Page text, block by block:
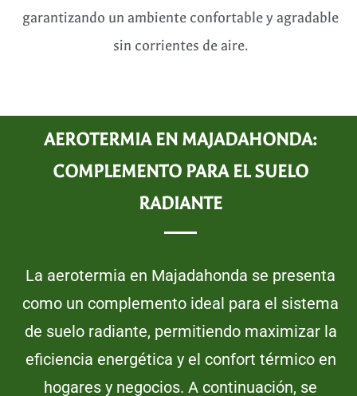
garantizando un ambiente confortable y agradable
sin corrientes de aire.
AEROTERMIA EN MAJADAHONDA:
COMPLEMENTO PARA EL SUELO
RADIANTE
La aerotermia en Majadahonda se presenta
como un complemento ideal para el sistema
de suelo radiante, permitiendo maximizar la
eficiencia energética y el confort térmico en
hogares y negocios. A continuación, se